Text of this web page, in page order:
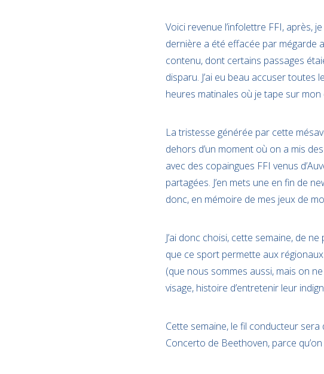
Voici revenue l’infolettre FFI, après,
dernière a été effacée par mégarde
contenu, dont certains passages
disparu. J’ai eu beau accuser
heures matinales où je tape sur mon
La tristesse générée par cette
dehors d’un moment où on a mis
avec des copaingues FFI venus
partagées. J’en mets une en fin de
donc, en mémoire de mes jeux de
J’ai donc choisi, cette semaine, de
que ce sport permette aux
(que nous sommes aussi, mais on
visage, histoire d’entretenir leur
Cette semaine, le fil conducteur sera
Concerto de Beethoven, parce